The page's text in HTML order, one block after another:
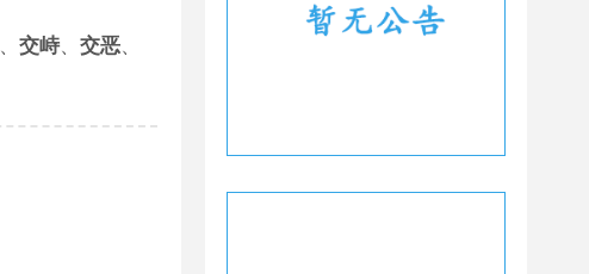
、 交峙、 交恶、